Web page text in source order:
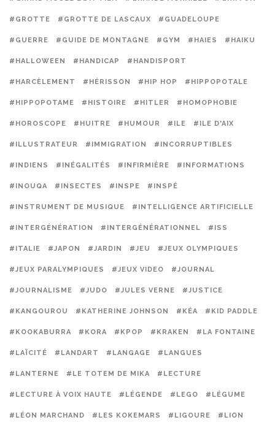
#GROTTE #GROTTE DE LASCAUX #GUADELOUPE
#GUERRE #GUIDE DE MONTAGNE #GYM #HAIES #HAIKU
#HALLOWEEN #HANDICAP #HANDISPORT
#HARCÈLEMENT #HÉRISSON #HIP HOP #HIPPOPOTALE
#HIPPOPOTAME #HISTOIRE #HITLER #HOMOPHOBIE
#HOROSCOPE #HUITRE #HUMOUR #ILE #ILE D'AIX
#ILLUSTRATEUR #IMMIGRATION #INCORRUPTIBLES
#INDIENS #INÉGALITÉS #INFIRMIÈRE #INFORMATIONS
#INOUQA #INSECTES #INSPE #INSPÉ
#INSTRUMENT DE MUSIQUE #INTELLIGENCE ARTIFICIELLE
#INTERGÉNÉRATION #INTERGÉNÉRATIONNEL #ISS
#ITALIE #JAPON #JARDIN #JEU #JEUX OLYMPIQUES
#JEUX PARALYMPIQUES #JEUX VIDEO #JOURNAL
#JOURNALISME #JUDO #JULES VERNE #JUSTICE
#KANGOUROU #KATHERINE JOHNSON #KÉA #KID PADDLE
#KOOKABURRA #KORA #KPOP #KRAKEN #LA FONTAINE
#LAÏCITÉ #LANDART #LANGAGE #LANGUES
#LANTERNE #LE TOTEM DE MIKA #LECTURE
#LECTURE À VOIX HAUTE #LÉGENDE #LEGO #LÉGUME
#LÉON MARCHAND #LES KOKEMARS #LIGOURE #LION